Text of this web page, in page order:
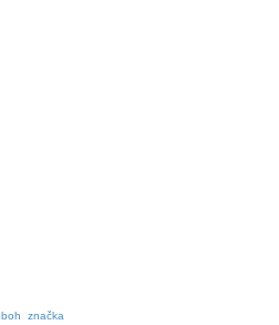
značka